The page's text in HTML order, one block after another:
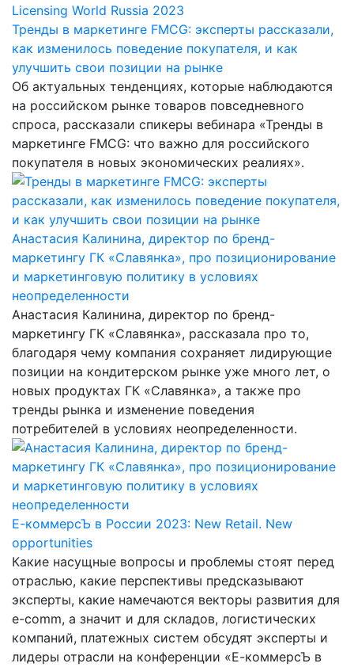
Тренды в маркетинге FMCG: эксперты рассказали,
как изменилось поведение покупателя, и как
улучшить свои позиции на рынке
Об актуальных тенденциях, которые наблюдаются
на российском рынке товаров повседневного
спроса, рассказали спикеры вебинара «Тренды в
маркетинге FMCG: что важно для российского
покупателя в новых экономических реалиях».
Анастасия Калинина, директор по бренд-
маркетингу ГК «Славянка», про позиционирование
и маркетинговую политику в условиях
неопределенности
Анастасия Калинина, директор по бренд-
маркетингу ГК «Славянка», рассказала про то,
благодаря чему компания сохраняет лидирующие
позиции на кондитерском рынке уже много лет, о
новых продуктах ГК «Славянка», а также про
тренды рынка и изменение поведения
потребителей в условиях неопределенности.
Е-коммерсЪ в России 2023: New Retail. New
opportunities
Какие насущные вопросы и проблемы стоят перед
отраслью, какие перспективы предсказывают
эксперты, какие намечаются векторы развития для
e-comm, а значит и для складов, логистических
компаний, платежных систем обсудят эксперты и
лидеры отрасли на конференции «Е-коммерсЪ в